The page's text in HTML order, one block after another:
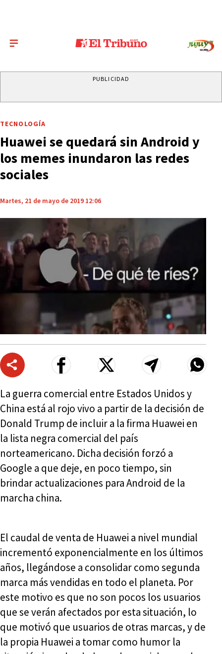
PUBLICIDAD
TECNOLOGÍA
Huawei se quedará sin Android y
los memes inundaron las redes
sociales
Martes, 21 de mayo de 2019 12:06
La guerra comercial entre Estados Unidos y
China está al rojo vivo a partir de la decisión de
Donald Trump de incluir a la firma Huawei en
la lista negra comercial del país
norteamericano. Dicha decisión forzó a
Google a que deje, en poco tiempo, sin
brindar actualizaciones para Android de la
marcha china.
El caudal de venta de Huawei a nivel mundial
incrementó exponencialmente en los últimos
años, llegándose a consolidar como segunda
marca más vendidas en todo el planeta. Por
este motivo es que no son pocos los usuarios
que se verán afectados por esta situación, lo
que motivó que usuarios de otras marcas, y de
la propia Huawei a tomar como humor la